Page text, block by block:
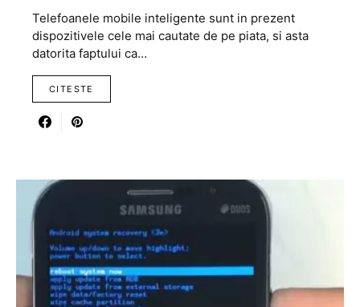
Telefoanele mobile inteligente sunt in prezent
dispozitivele cele mai cautate de pe piata, si asta
datorita faptului ca…
CITESTE